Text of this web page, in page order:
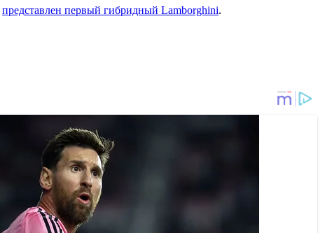
представлен первый гибридный Lamborghini.